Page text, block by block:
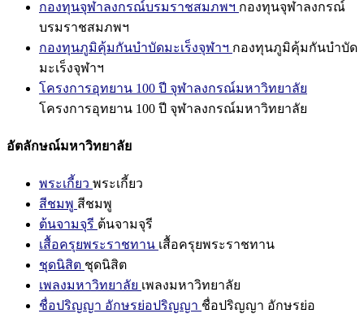
กองทุนจุฬาลงกรณ์บรมราชสมภพฯ กองทุนจุฬาลงกรณ์
บรมราชสมภพฯ
กองทุนภูมิคุ้มกันบำบัดมะเร็งจุฬาฯ กองทุนภูมิคุ้มกันบำบัด
มะเร็งจุฬาฯ
โครงการอุทยาน 100 ปี จุฬาลงกรณ์มหาวิทยาลัย
โครงการอุทยาน 100 ปี จุฬาลงกรณ์มหาวิทยาลัย
อัตลักษณ์มหาวิทยาลัย
พระเกี้ยว พระเกี้ยว
สีชมพู สีชมพู
ต้นจามจุรี ต้นจามจุรี
เสื้อครุยพระราชทาน เสื้อครุยพระราชทาน
ชุดนิสิต ชุดนิสิต
เพลงมหาวิทยาลัย เพลงมหาวิทยาลัย
ชื่อปริญญา อักษรย่อปริญญา ชื่อปริญญา อักษรย่อ